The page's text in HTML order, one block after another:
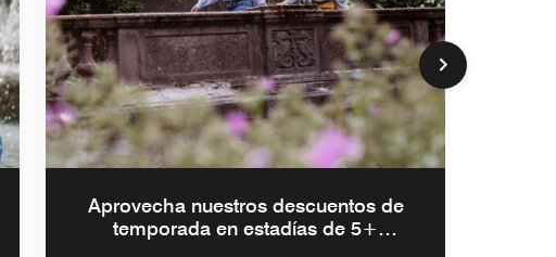
Aprovecha nuestros descuentos de
temporada en estadías de 5+